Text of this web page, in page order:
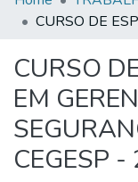
All of DSpace
Statistics
CURSO
EM
CEGESP